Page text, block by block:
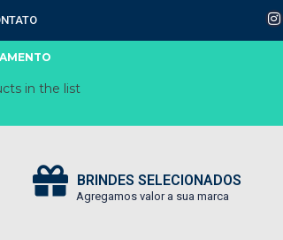
in the list
BRINDES SELECIONADOS
Agregamos valor a sua marca